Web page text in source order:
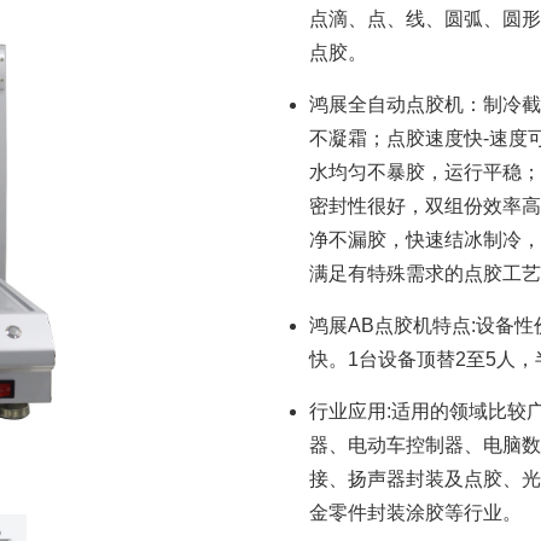
点滴、点、线、圆弧、圆
点胶。
鸿展全自动点胶机：制冷
不凝霜；点胶速度快-速度
水均匀不暴胶，运行平稳
密封性很好，双组份效率
净不漏胶，快速结冰制冷
满足有特殊需求的点胶工
鸿展AB点胶机特点:设备
快。1台设备顶替2至5人，
行业应用:适用的领域比较
器、电动车控制器、电脑
接、扬声器封装及点胶、
金零件封装涂胶等行业。